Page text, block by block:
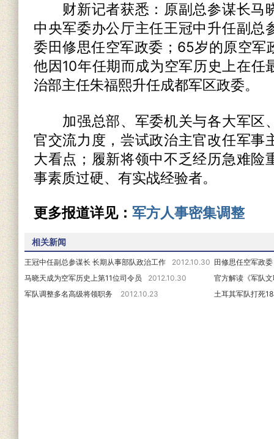
财新记者获悉：原副总参谋长马
中央军委办公厅主任王冠中升任副总
委田修思任空军政委；65岁的原空军
他因10年任期而成为空军历史上在任
治部主任朱福熙升任成都军区政委。
加强总部、军委机关与各大军区
官交流力度，尝试政治主官改任军事
大看点；履新将领中不乏经历急难险
事素质过硬、有实战经验者。
更多报道详见： 军方人事密集调整
相关新闻
王冠中任副总参谋长 长期从事部队政治工作 2012.10.30 田修思任空军政
马晓天成为空军历史上第11位司令员
2012.10.30
官方解读《军队
军队调整多名高级将领职务
2012.10.23 土耳其军队打死